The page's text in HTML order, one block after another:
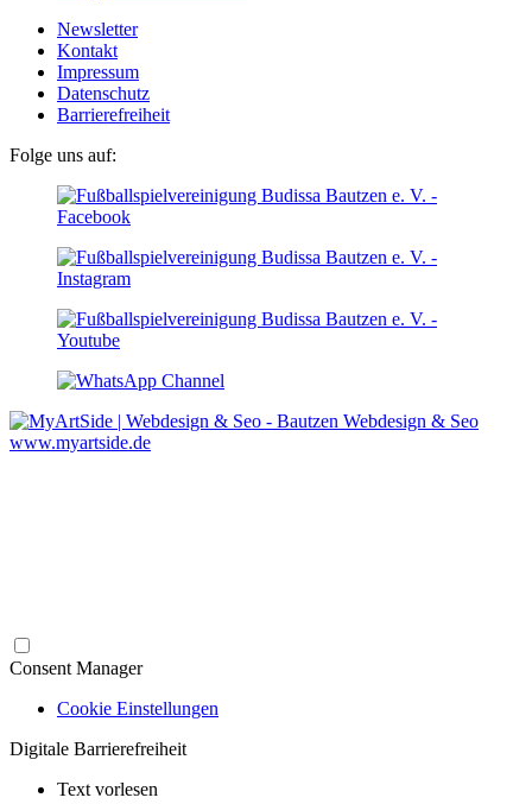
Newsletter
Kontakt
Impressum
Datenschutz
Barrierefreiheit
Folge uns auf:
Webdesign & Seo
www.myartside.de
Consent Manager
Cookie Einstellungen
Digitale Barrierefreiheit
Text vorlesen